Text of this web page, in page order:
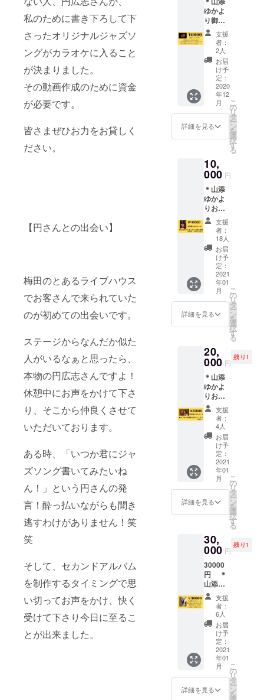
私のために書き下ろして下
さったオリジナルジャズソ
ングがカラオケに入ること
が決まりました。
その動画作成のために資金
が必要です。
皆さまぜひお力をお貸しく
ださい。
【円さんとの出会い】
梅田のとあるライブハウス
でお客さんで来られていた
のが初めての出会いです。
ステージからなんだか似た
人がいるなぁと思ったら、
本物の円広志さんですよ！
休憩中にお声をかけて下さ
り、そこから仲良くさせて
いただいております。
ある時、「いつか君にジャ
ズソング書いてみたいね
ん！」という円さんの発
言！酔っ払いながらも聞き
逃すわけがありません！笑
笑
そして、セカンドアルバム
を制作するタイミングで思
い切ってお声をかけ、快く
受けて下さり今日に至るこ
とが出来ました。
前に
メール
にてお
知らせ
しま
す。 •
開催時
は終了
後に
メール
にて調
整いた
す。 •イ
ンター
ご用意
下さ
い。(ス
マホで
も出来
ますよ)
• 備考欄
にお名
前ご記
入下さ
い。 •
回数受
けたい
方は、
お好き
分を購
入下さ
人数が
揃わな
くても
開催さ
せてい
ただき
ます。
声を出
すと言
うこと
はこの
上ない
に発散
になり
ます。
とした
コツで
歌えま
すの
で、み
んなで
楽しく
歌いま
しょ
う！ み
んなに
付いて
行ける
かしら
とかお
悩みの
方は、
個人
レッス
ンお勧
ちょっ
とした
ポイン
トなど
アドバ
イスを
兼ねて
みんな
で声を
出 して
歌お
う！ •
課題曲
は、事
知らせ
しま
す。 •
開催時
は終了
後に
メール
にて調
整いた
しま
す。 •イ
ンター
ネット
環境は
ご用意
い。(ス
マホで
• 備考欄
にお名
前ご記
入下さ
い。 •
回数受
けたい
方は、
お好き
な回数
分を購
入下さ
い。 そ
の場合
人数が
くても
開催さ
ます。
声を出
すと言
うこと
はこの
上ない
に発散
になり
ます。
ちょっ
とした
コツで
上手く
歌えま
すの
んなで
用意下
さい。 •
開催時
は終了
後に
メール
にて調
整いた
しま
す。 •
イン
ター
ネット
環境は
備考欄
にお名
前をご
入力く
ださい •
オンラ
イン飲
み会が
不必要
な方は
お知ら
せ下さ
い。 皆
さんと
交流は
もちろ
ん！生
す。 和
気あい
あいと
楽しい
飲み会
にしま
しょ
う！
ゆかよ
り御礼
メッ
セージ
(メール
にて) ＊
山添ゆ
かのボ
イスト
レーニ
ング個
人レッ
スン
(時間:1
時間 •
アマ問
わず) •
スタン
ダード
ジャズ
から
ポップ
ス、日
本語の
ナン
バー他
相談に
応じま
す。 •
それぞ
れのご
要望に
す。 声
の出し
た方、
喉の使
い方、
高い声
が出な
いなど
色んな
悩みに
お応え
しま
す。
ちょっ
とした
コツ
で、簡
やす
かった
すよ。 •
カラオ
ケで上
手く歌
いた
い！も
OK!
ちょっ
とした
マイク
の使い
方のコ
お教え
支援
者：
2人
お届
け予
定：
2020
年12
月
詳細を見る
こ
の
リ
タ
ー
ン
を
選
択
す
る
10,
000 円
＊山添
ゆかよ
りお礼
のメッ
セージ
（メー
ルに
て） ＊
山添ゆ
かとオ
ンライ
ン飲み
会 (1
対1・一
時間) •
飲み物
身でご
用意下
さい。 •
開催時
は終了
後に
メール
にて調
整いた
しま
す。 •
イン
ター
ネット
環境は
ご用意
下さ
前をご
入力く
ださ
い。 •
オンラ
イン飲
み会が
不必要
な方は
お知ら
せくだ
さい。
1対1で
ゆっく
りとお
話しな
がら、
支援
者：
18人
お届
け予
定：
2021
年01
月
詳細を見る
こ
の
リ
タ
ー
ン
を
選
択
す
る
20,
000 円
残り1
＊山添
ゆかよ
りお礼
メッ
セージ
（メー
ルに
て） ＊
カラオ
ケ映像
DVD サ
イン入
り(限定
五枚) •
DVDが
不必要
お知ら
せくだ
さい。
支援
者：
4人
お届
け予
定：
2021
年01
月
詳細を見る
こ
の
リ
タ
ー
ン
を
選
択
す
る
30,
000 円
残り1
30000
円 ＊
山添ゆ
かより
お礼の
メッ
セー
ジ
(メール
にて) ＊
山添ゆ
かの手
作り料
理が食
べられ
支援
者：
6人
お届
け予
定：
2021
年01
月
詳細を見る
こ
の
リ
タ
ー
ン
を